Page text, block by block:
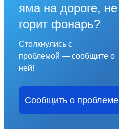
яма на дороге, не
горит фонарь?
Столкнулись с
проблемой — сообщите о
ней!
Сообщить о проблеме